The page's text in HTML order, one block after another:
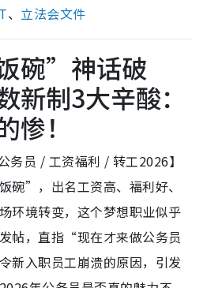
、 立法会文件
碗”神话破
新制3大辛酸：
惨！
务员 / 工资福利 / 转工2026】
碗”，出名工资高、福利好、
环境转变，这个梦想职业似乎
帖，直指“现在才来做公务员
新入职员工崩溃的原因，引发